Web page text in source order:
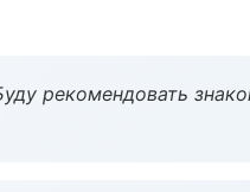
рекомендовать